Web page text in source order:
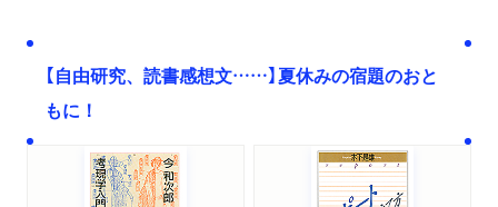
【自由研究、読書感想文……】夏休みの宿題のおと
もに！